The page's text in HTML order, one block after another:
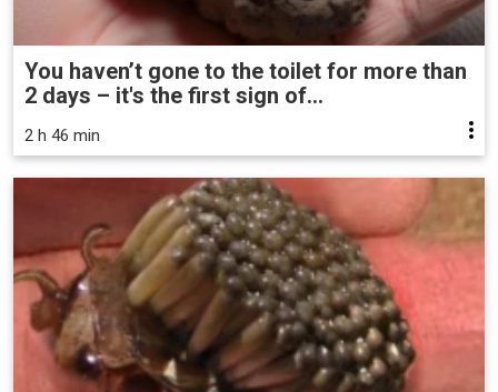
You haven’t gone to the toilet for more than
2 days – it's the first sign of...
2 h 46 min